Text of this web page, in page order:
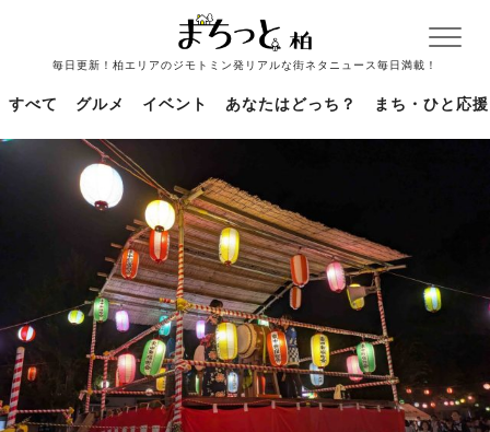
毎日更新！柏エリアのジモトミン発リアルな街ネタニュース毎日満載！
すべて グルメ イベント あなたはどっち？ まち・ひと応援